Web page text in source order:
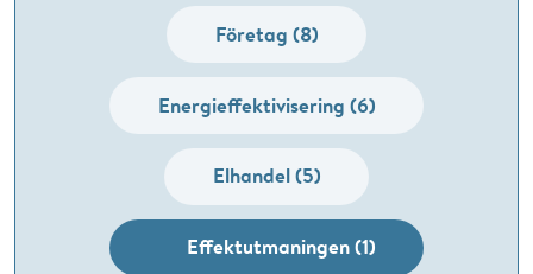
Företag (8)
Energieffektivisering (6)
Elhandel (5)
Effektutmaningen (1)